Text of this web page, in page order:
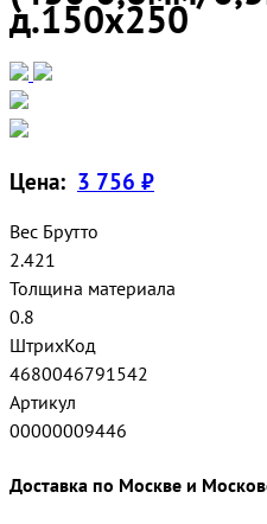
д.150х250
Цена: 3 756 ₽
Вес Брутто
2.421
Толщина материала
0.8
ШтрихКод
4680046791542
Артикул
00000009446
Доставка по Москве и